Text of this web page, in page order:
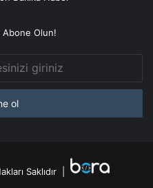
Abone Olun!
Saklıdır |